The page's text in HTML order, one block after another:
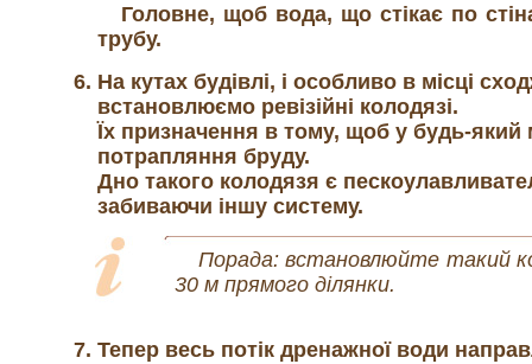
Головне, щоб вода, що стікає по
трубу.
На кутах будівлі, і особливо в місці
встановлюємо ревізійні колодязі.
Їх призначення в тому, щоб у будь-
потрапляння бруду.
Дно такого колодязя є
забиваючи іншу систему.
Порада: встановлюйте такий
30 м прямого ділянки.
Тепер весь потік дренажної води